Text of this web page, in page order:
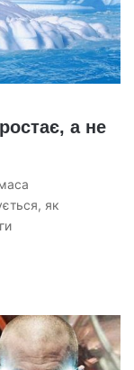
а не
як